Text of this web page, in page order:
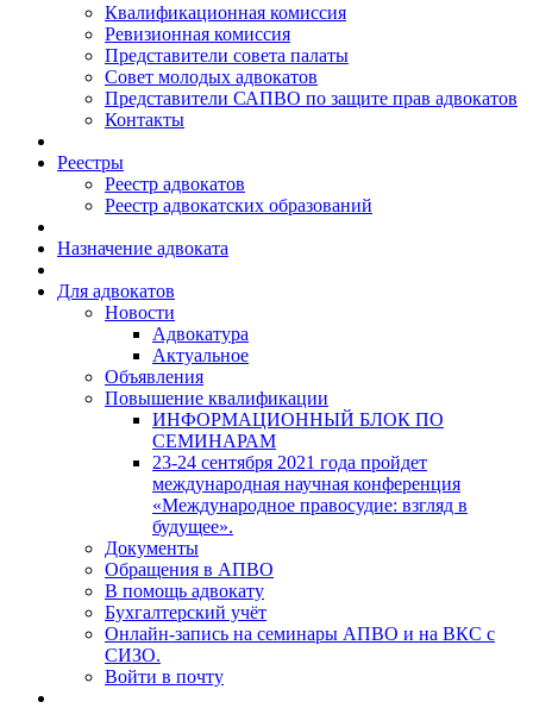
Квалификационная комиссия
Ревизионная комиссия
Представители совета палаты
Совет молодых адвокатов
Представители САПВО по защите прав адвокатов
Контакты
Реестры
Реестр адвокатов
Реестр адвокатских образований
Назначение адвоката
Для адвокатов
Новости
Адвокатура
Актуальное
Объявления
Повышение квалификации
ИНФОРМАЦИОННЫЙ БЛОК ПО
СЕМИНАРАМ
23-24 сентября 2021 года пройдет
международная научная конференция
«Международное правосудие: взгляд в
будущее».
Документы
Обращения в АПВО
В помощь адвокату
Бухгалтерский учёт
Онлайн-запись на семинары АПВО и на ВКС с
СИЗО.
Войти в почту